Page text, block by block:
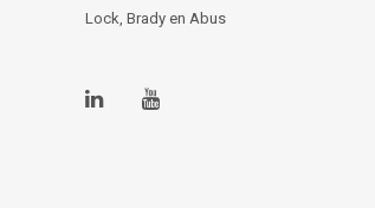
Lock, Brady en Abus